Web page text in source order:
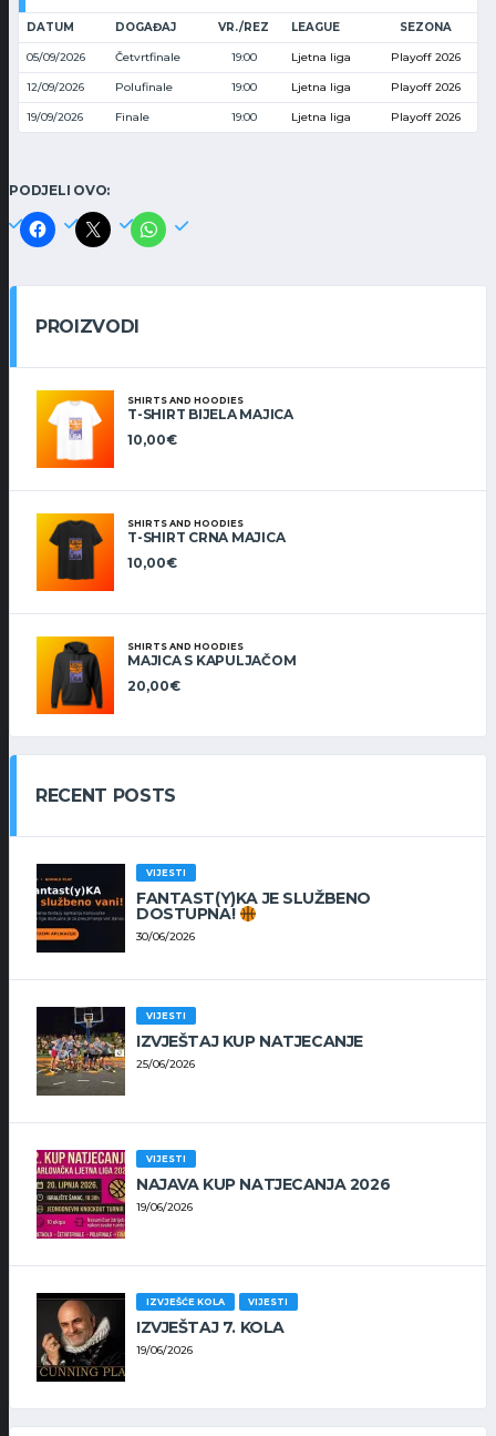
DATUM DOGAĐAJ VR./REZ LEAGUE SEZONA
05/09/2026 Četvrtfinale 19:00 Ljetna liga Playoff 2026
12/09/2026 Polufinale 19:00 Ljetna liga Playoff 2026
19/09/2026 Finale 19:00 Ljetna liga Playoff 2026
PODJELI OVO:
PROIZVODI
SHIRTS AND HOODIES
T-SHIRT BIJELA MAJICA
10,00€
SHIRTS AND HOODIES
T-SHIRT CRNA MAJICA
10,00€
SHIRTS AND HOODIES
MAJICA S KAPULJAČOM
20,00€
RECENT POSTS
VIJESTI
FANTAST(Y)KA JE SLUŽBENO
DOSTUPNA!
30/06/2026
VIJESTI
IZVJEŠTAJ KUP NATJECANJE
25/06/2026
VIJESTI
NAJAVA KUP NATJECANJA 2026
19/06/2026
IZVJEŠĆE KOLA VIJESTI
IZVJEŠTAJ 7. KOLA
19/06/2026